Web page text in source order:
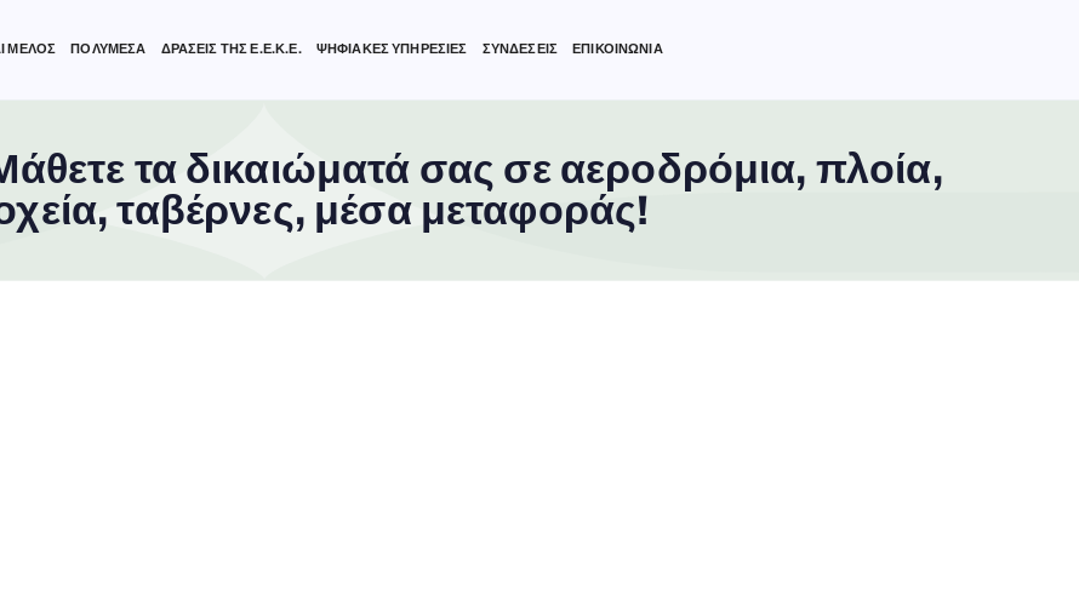
ΜΕΛΟΣ ΠΟΛΥΜΕΣΑ ΔΡΑΣΕΙΣ ΤΗΣ Ε.Ε.Κ.Ε. ΨΗΦΙΑΚΕΣ ΥΠΗΡΕΣΙΕΣ ΣΥΝΔΕΣΕΙΣ ΕΠΙΚΟΙΝΩΝΙΑ
τα δικαιώματά σας σε αεροδρόμια, πλοία,
ταβέρνες, μέσα μεταφοράς!